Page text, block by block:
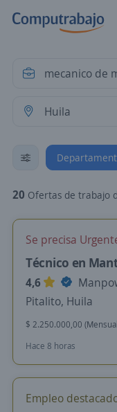
20 Ofertas de trabajo de mecanico
Se precisa
Técnico en
4,6
Pitalito, Huila
$ 2.250.000,00
Hace 8 horas
Empleo